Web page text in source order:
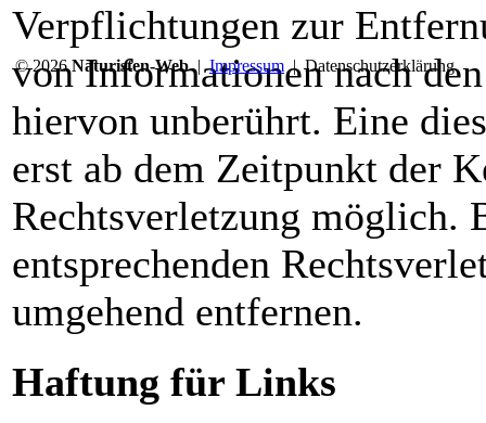
Verpflichtungen zur
von Informationen nach
hiervon unberührt. Eine
erst ab dem Zeitpunkt der
Rechtsverletzung möglich.
entsprechenden
umgehend entfernen.
Haftung für Links
© 2026Naturisten-Web|Impressum|Datenschutzerklärung